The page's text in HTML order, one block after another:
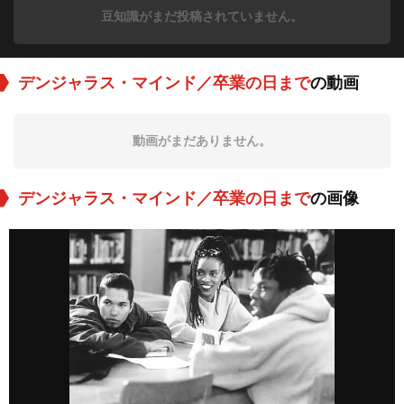
豆知識がまだ投稿されていません。
デンジャラス・マインド／卒業の日までの動画
動画がまだありません。
デンジャラス・マインド／卒業の日までの画像